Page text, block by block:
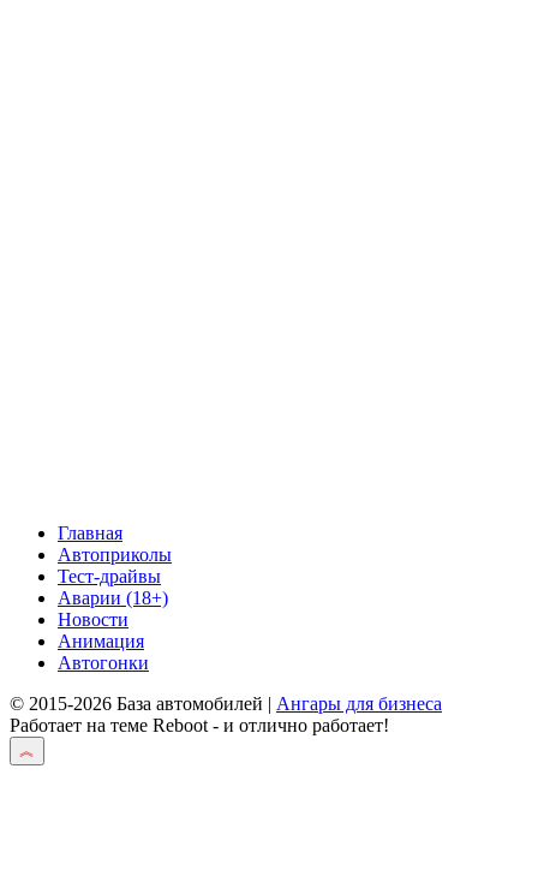
Главная
Автоприколы
Тест-драйвы
Аварии (18+)
Новости
Анимация
Автогонки
© 2015-2026 База автомобилей | Ангары для бизнеса
Работает на теме Reboot - и отлично работает!